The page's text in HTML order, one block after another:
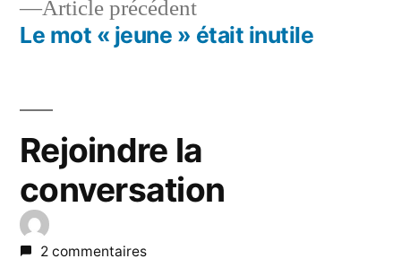
l’article
Article précédentArticle
précédent :
Le mot « jeune » était inutile
Rejoindre la
conversation
2 commentaires